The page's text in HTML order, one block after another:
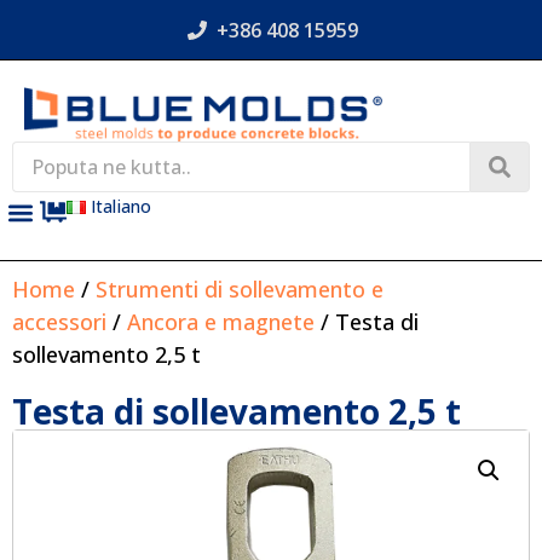
+386 408 15959
Italiano
Home / Strumenti di sollevamento e
accessori / Ancora e magnete / Testa di
sollevamento 2,5 t
Testa di sollevamento 2,5 t